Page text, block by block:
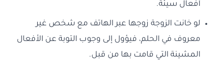
أفعال سيئة.
لو خانت الزوجة زوجها عبر الهاتف مع شخص غير
معروف في الحلم، فيؤول إلى وجوب التوبة عن الأفعال
المشينة التي قامت بها من قبل.